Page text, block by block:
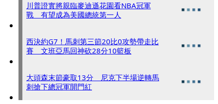
川普證實將親臨麥迪遜花園看NBA冠軍
戰 有望成為美國總統第一人
西決約G7！馬刺第三節20比0攻勢帶走比
賽 文班亞馬回神砍28分10籃板
大頭森末節豪取13分 尼克下半場逆轉馬
刺搶下總冠軍開門紅